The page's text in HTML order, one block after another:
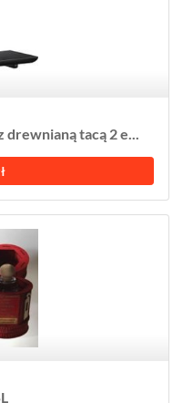
drewnianą tacą 2 e...